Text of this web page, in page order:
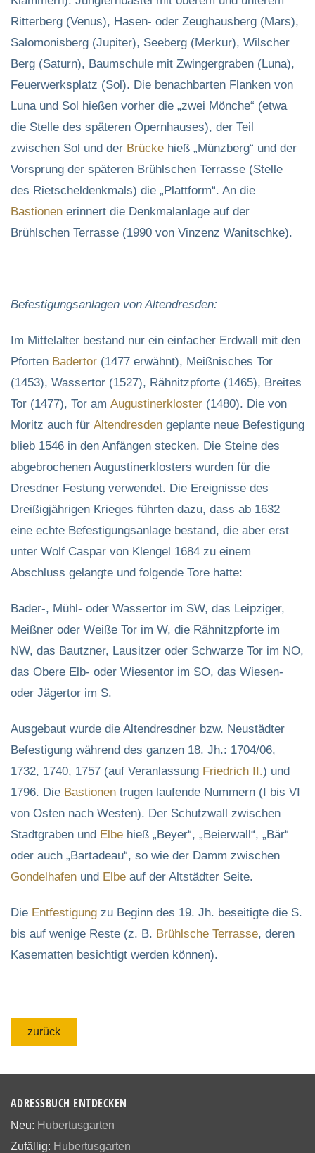
Ritterberg (Venus), Hasen- oder Zeughausberg (Mars),
Salomonisberg (Jupiter), Seeberg (Merkur), Wilscher
Berg (Saturn), Baumschule mit Zwingergraben (Luna),
Feuerwerksplatz (Sol). Die benachbarten Flanken von
Luna und Sol hießen vorher die „zwei Mönche“ (etwa
die Stelle des späteren Opernhauses), der Teil
zwischen Sol und der Brücke hieß „Münzberg“ und der
Vorsprung der späteren Brühlschen Terrasse (Stelle
des Rietscheldenkmals) die „Plattform“. An die
Bastionen erinnert die Denkmalanlage auf der
Brühlschen Terrasse (1990 von Vinzenz Wanitschke).
Befestigungsanlagen von Altendresden:
Im Mittelalter bestand nur ein einfacher Erdwall mit den
Pforten Badertor (1477 erwähnt), Meißnisches Tor
(1453), Wassertor (1527), Rähnitzpforte (1465), Breites
Tor (1477), Tor am Augustinerkloster (1480). Die von
Moritz auch für Altendresden geplante neue Befestigung
blieb 1546 in den Anfängen stecken. Die Steine des
abgebrochenen Augustinerklosters wurden für die
Dresdner Festung verwendet. Die Ereignisse des
Dreißigjährigen Krieges führten dazu, dass ab 1632
eine echte Befestigungsanlage bestand, die aber erst
unter Wolf Caspar von Klengel 1684 zu einem
Abschluss gelangte und folgende Tore hatte:
Bader-, Mühl- oder Wassertor im SW, das Leipziger,
Meißner oder Weiße Tor im W, die Rähnitzpforte im
NW, das Bautzner, Lausitzer oder Schwarze Tor im NO,
das Obere Elb- oder Wiesentor im SO, das Wiesen-
oder Jägertor im S.
Ausgebaut wurde die Altendresdner bzw. Neustädter
Befestigung während des ganzen 18. Jh.: 1704/06,
1732, 1740, 1757 (auf Veranlassung Friedrich II.) und
1796. Die Bastionen trugen laufende Nummern (I bis VI
von Osten nach Westen). Der Schutzwall zwischen
Stadtgraben und Elbe hieß „Beyer“, „Beierwall“, „Bär“
oder auch „Bartadeau“, so wie der Damm zwischen
Gondelhafen und Elbe auf der Altstädter Seite.
Die Entfestigung zu Beginn des 19. Jh. beseitigte die S.
bis auf wenige Reste (z. B. Brühlsche Terrasse, deren
Kasematten besichtigt werden können).
zurück
ADRESSBUCH ENTDECKEN
Neu: Hubertusgarten
Zufällig: Hubertusgarten